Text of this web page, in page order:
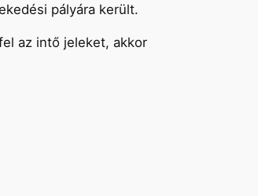
pályára került.
az intő jeleket, akkor